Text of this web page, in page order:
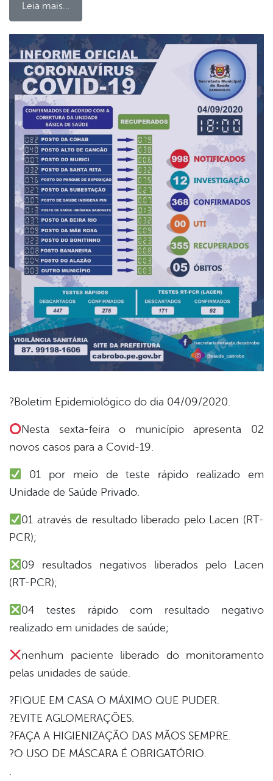
Leia mais…
?Boletim Epidemiológico do dia 04/09/2020.
Nesta sexta-feira o município apresenta 02
novos casos para a Covid-19.
01 por meio de teste rápido realizado em
Unidade de Saúde Privado.
01 através de resultado liberado pelo Lacen (RT-
PCR);
09 resultados negativos liberados pelo Lacen
(RT-PCR);
04 testes rápido com resultado negativo
realizado em unidades de saúde;
nenhum paciente liberado do monitoramento
pelas unidades de saúde.
?FIQUE EM CASA O MÁXIMO QUE PUDER.
?EVITE AGLOMERAÇÕES.
?FAÇA A HIGIENIZAÇÃO DAS MÃOS SEMPRE.
?O USO DE MÁSCARA É OBRIGATÓRIO.